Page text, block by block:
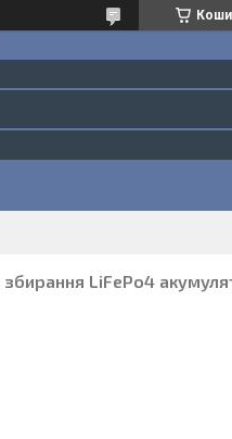
збирання LiFePo4